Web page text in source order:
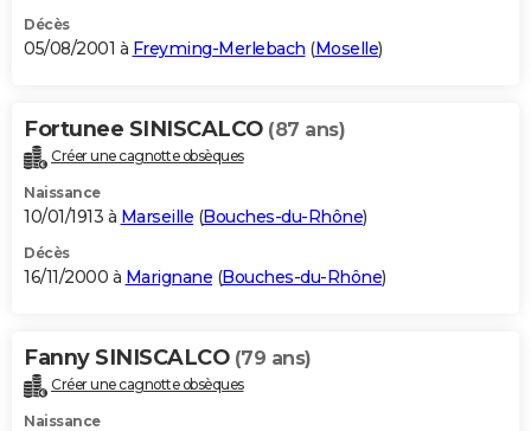
Décès
05/08/2001 à Freyming-Merlebach (Moselle)
Fortunee SINISCALCO (87 ans)
Créer une cagnotte obsèques
Naissance
10/01/1913 à Marseille (Bouches-du-Rhône)
Décès
16/11/2000 à Marignane (Bouches-du-Rhône)
Fanny SINISCALCO (79 ans)
Créer une cagnotte obsèques
Naissance